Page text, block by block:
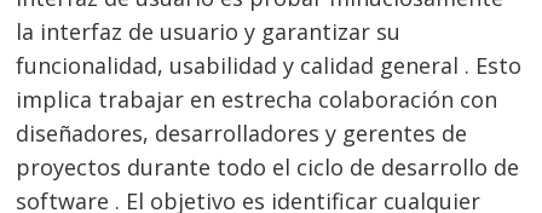
la interfaz de usuario y garantizar su
funcionalidad, usabilidad y calidad general . Esto
implica trabajar en estrecha colaboración con
diseñadores, desarrolladores y gerentes de
proyectos durante todo el ciclo de desarrollo de
software . El objetivo es identificar cualquier